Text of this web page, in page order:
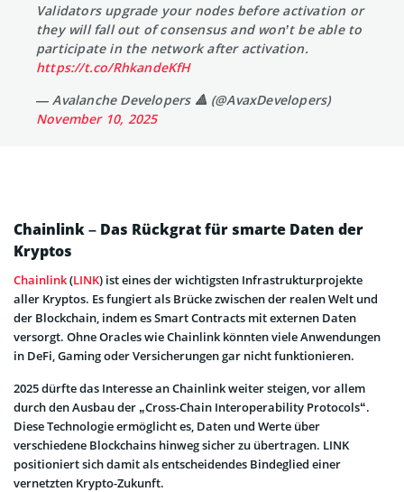
Validators upgrade your nodes before activation or
they will fall out of consensus and won’t be able to
participate in the network after activation.
https://t.co/RhkandeKfH
— Avalanche Developers 🔺 (@AvaxDevelopers)
November 10, 2025
Chainlink – Das Rückgrat für smarte Daten der
Kryptos
Chainlink(LINK) ist eines der wichtigsten Infrastrukturprojekte
aller Kryptos. Es fungiert als Brücke zwischen der realen Welt und
der Blockchain, indem es Smart Contracts mit externen Daten
versorgt. Ohne Oracles wie Chainlink könnten viele Anwendungen
in DeFi, Gaming oder Versicherungen gar nicht funktionieren.
2025 dürfte das Interesse an Chainlink weiter steigen, vor allem
durch den Ausbau der „Cross-Chain Interoperability Protocols“.
Diese Technologie ermöglicht es, Daten und Werte über
verschiedene Blockchains hinweg sicher zu übertragen. LINK
positioniert sich damit als entscheidendes Bindeglied einer
vernetzten Krypto-Zukunft.